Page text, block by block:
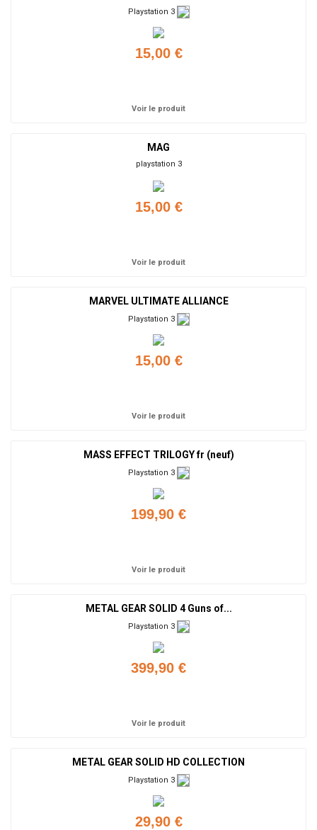
Playstation 3
15,00 €
Voir le produit
MAG
playstation 3
15,00 €
Voir le produit
MARVEL ULTIMATE ALLIANCE
Playstation 3
15,00 €
Voir le produit
MASS EFFECT TRILOGY fr (neuf)
Playstation 3
199,90 €
Voir le produit
METAL GEAR SOLID 4 Guns of...
Playstation 3
399,90 €
Voir le produit
METAL GEAR SOLID HD COLLECTION
Playstation 3
29,90 €